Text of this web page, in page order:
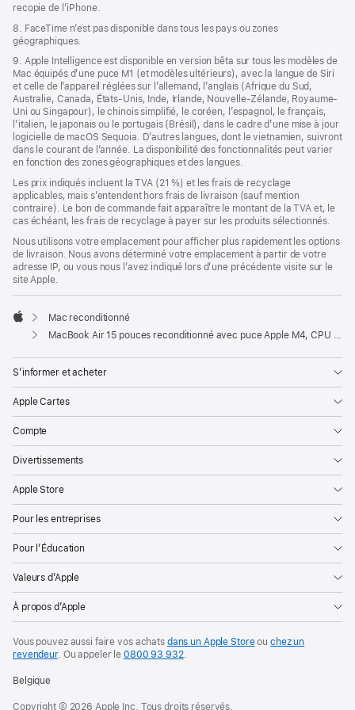
recopie de l’iPhone.
8. FaceTime n’est pas disponible dans tous les pays ou zones
géographiques.
9. Apple Intelligence est disponible en version bêta sur tous les modèles de
Mac équipés d’une puce M1 (et modèles ultérieurs), avec la langue de Siri
et celle de l’appareil réglées sur l’allemand, l’anglais (Afrique du Sud,
Australie, Canada, États-Unis, Inde, Irlande, Nouvelle-Zélande, Royaume-
Uni ou Singapour), le chinois simplifié, le coréen, l’espagnol, le français,
l’italien, le japonais ou le portugais (Brésil), dans le cadre d’une mise à jour
logicielle de macOS Sequoia. D’autres langues, dont le vietnamien, suivront
dans le courant de l’année. La disponibilité des fonctionnalités peut varier
en fonction des zones géographiques et des langues.
Les prix indiqués incluent la TVA (21 %) et les frais de recyclage
applicables, mais s’entendent hors frais de livraison (sauf mention
contraire). Le bon de commande fait apparaître le montant de la TVA et, le
cas échéant, les frais de recyclage à payer sur les produits sélectionnés.
Nous utilisons votre emplacement pour afficher plus rapidement les options
de livraison. Nous avons déterminé votre emplacement à partir de votre
adresse IP, ou vous nous l’avez indiqué lors d’une précédente visite sur le
site Apple.
Apple
Mac reconditionné
MacBook Air 15 pouces reconditionné avec puce Apple M4, CPU 10 cœurs et GPU 10 cœurs – Lumière stellaire
S’informer et acheter
Apple Cartes
Compte
Divertissements
Apple Store
Pour les entreprises
Pour l’Éducation
Valeurs d’Apple
À propos d’Apple
Vous pouvez aussi faire vos achats dans un Apple Storeouchez un
revendeur. Ouappeler le0800 93 932.
Belgique
Copyright © 2026 Apple Inc. Tous droits réservés.